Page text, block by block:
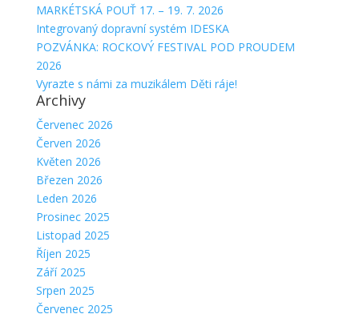
MARKÉTSKÁ POUŤ 17. – 19. 7. 2026
Integrovaný dopravní systém IDESKA
POZVÁNKA: ROCKOVÝ FESTIVAL POD PROUDEM
2026
Vyrazte s námi za muzikálem Děti ráje!
Archivy
Červenec 2026
Červen 2026
Květen 2026
Březen 2026
Leden 2026
Prosinec 2025
Listopad 2025
Říjen 2025
Září 2025
Srpen 2025
Červenec 2025